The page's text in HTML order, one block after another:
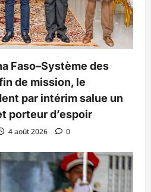
Faso–Système des
de mission, le
par intérim salue un
porteur d’espoir
4 août 2026 0